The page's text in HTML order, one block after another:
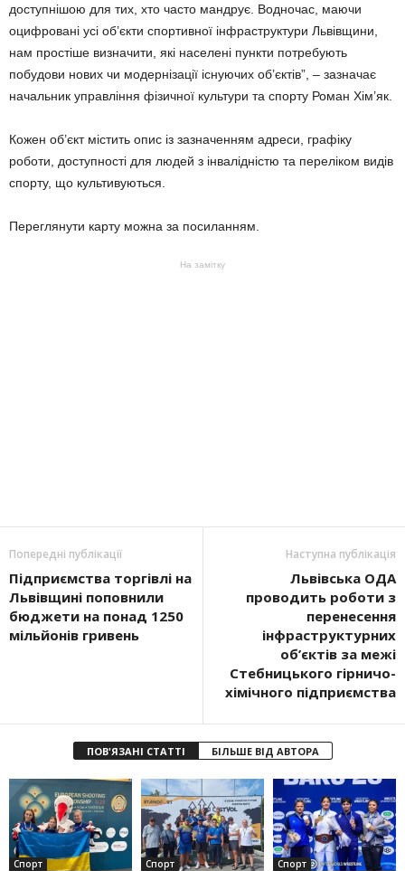
доступнішою для тих, хто часто мандрує. Водночас, маючи
оцифровані усі об’єкти спортивної інфраструктури Львівщини,
нам простіше визначити, які населені пункти потребують
побудови нових чи модернізації існуючих об’єктів”, – зазначає
начальник управління фізичної культури та спорту Роман Хім’як.
Кожен об’єкт містить опис із зазначенням адреси, графіку
роботи, доступності для людей з інвалідністю та переліком видів
спорту, що культивуються.
Переглянути карту можна за посиланням.
На замітку
Попередні публікації
Підприємства торгівлі на
Львівщині поповнили
бюджети на понад 1250
мільйонів гривень
Наступна публікація
Львівська ОДА
проводить роботи з
перенесення
інфраструктурних
об’єктів за межі
Стебницького гірничо-
хімічного підприємства
ПОВ'ЯЗАНІ СТАТТІ БІЛЬШЕ ВІД АВТОРА
Спорт Спорт Спорт